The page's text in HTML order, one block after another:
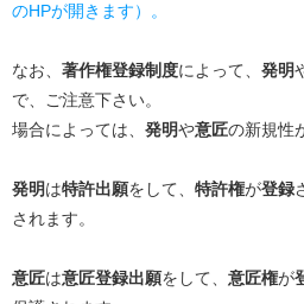
のHPが開きます）。
なお、 著作権登録制度によって、 発明
で、ご注意下さい。
場合によっては、 発明や意匠の新規性
発明 は特許出願をして、 特許権が登録
されます。
意匠は意匠登録出願をして、 意匠権が